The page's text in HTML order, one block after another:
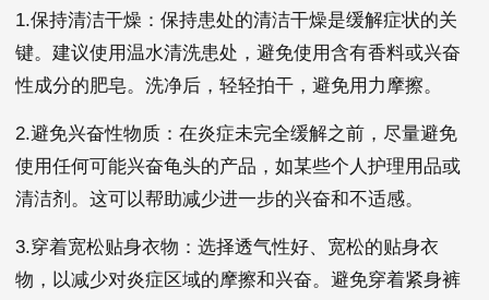
1.保持清洁干燥：保持患处的清洁干燥是缓解症状的关
键。建议使用温水清洗患处，避免使用含有香料或兴奋
性成分的肥皂。洗净后，轻轻拍干，避免用力摩擦。
2.避免兴奋性物质：在炎症未完全缓解之前，尽量避免
使用任何可能兴奋龟头的产品，如某些个人护理用品或
清洁剂。这可以帮助减少进一步的兴奋和不适感。
3.穿着宽松贴身衣物：选择透气性好、宽松的贴身衣
物，以减少对炎症区域的摩擦和兴奋。避免穿着紧身裤